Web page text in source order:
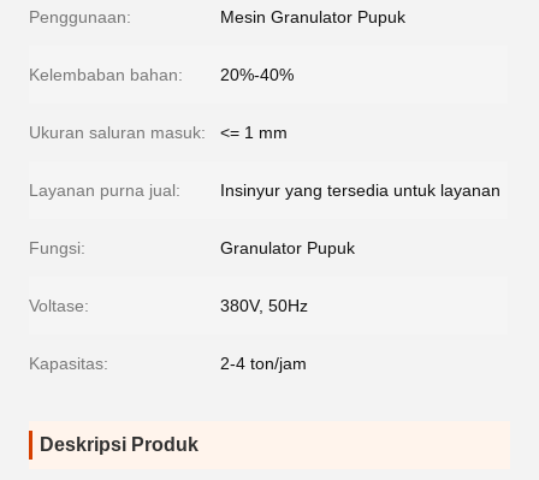
Penggunaan: Mesin Granulator Pupuk
Kelembaban bahan: 20%-40%
Ukuran saluran masuk: <= 1 mm
Layanan purna jual: Insinyur yang tersedia untuk layanan
Fungsi: Granulator Pupuk
Voltase: 380V, 50Hz
Kapasitas: 2-4 ton/jam
Deskripsi Produk